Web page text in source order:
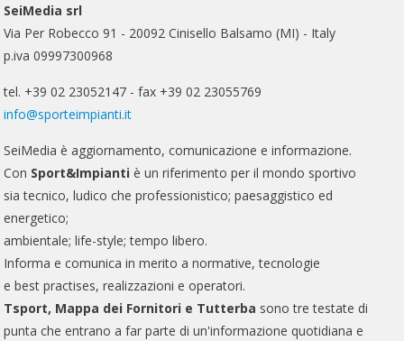
SeiMedia srl
Via Per Robecco 91 - 20092 Cinisello Balsamo (MI) - Italy
p.iva 09997300968
tel. +39 02 23052147 - fax +39 02 23055769
info@sporteimpianti.it
SeiMedia è aggiornamento, comunicazione e informazione.
Con Sport&Impianti è un riferimento per il mondo sportivo
sia tecnico, ludico che professionistico; paesaggistico ed
energetico;
ambientale; life-style; tempo libero.
Informa e comunica in merito a normative, tecnologie
e best practises, realizzazioni e operatori.
Tsport, Mappa dei Fornitori e Tutterba sono tre testate di
punta che entrano a far parte di un'informazione quotidiana e